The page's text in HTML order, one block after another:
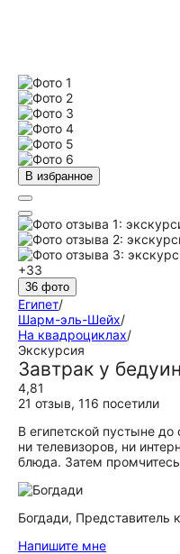
В избранное
+33
36 фото
Египет/
Шарм-эль-Шейх/
На квадроциклах/
Экскурсия
Завтрак у
4,81
21 отзыв, 116 посетили
В египетской пустыне
ни телевизоров, ни
блюда. Затем
Богдади, Представитель
Напишите мне